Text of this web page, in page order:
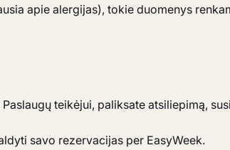
apie alergijas), tokie duomenys
teikėjui, paliksate atsiliepimą,
savo rezervacijas per EasyWeek.